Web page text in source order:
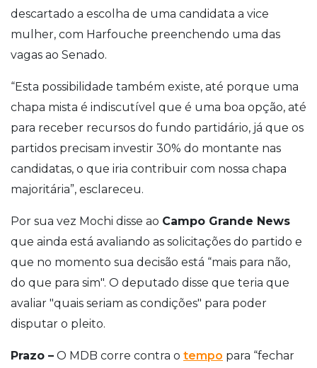
descartado a escolha de uma candidata a vice
mulher, com Harfouche preenchendo uma das
vagas ao Senado.
“Esta possibilidade também existe, até porque uma
chapa mista é indiscutível que é uma boa opção, até
para receber recursos do fundo partidário, já que os
partidos precisam investir 30% do montante nas
candidatas, o que iria contribuir com nossa chapa
majoritária”, esclareceu.
Por sua vez Mochi disse ao Campo Grande News
que ainda está avaliando as solicitações do partido e
que no momento sua decisão está “mais para não,
do que para sim". O deputado disse que teria que
avaliar "quais seriam as condições" para poder
disputar o pleito.
Prazo – O MDB corre contra o tempo para “fechar